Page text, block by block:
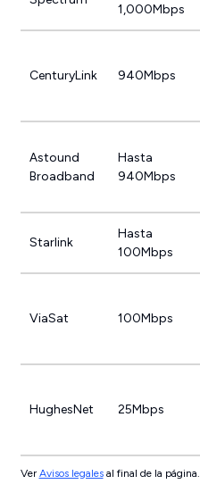
1,000Mbps
CenturyLink 940Mbps
Astound
Broadband
Hasta
940Mbps
Starlink
Hasta
100Mbps
ViaSat 100Mbps
HughesNet 25Mbps
VerAvisos legalesal final de la página.